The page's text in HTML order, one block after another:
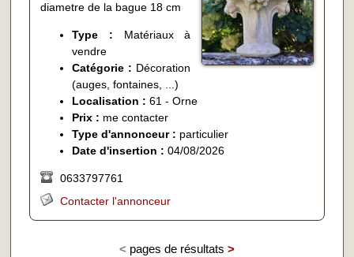
diametre de la bague 18 cm
Type : Matériaux à
vendre
Catégorie : Décoration
(auges, fontaines, ...)
Localisation :61 - Orne
Prix : me contacter
Type d'annonceur : particulier
Date d'insertion :04/08/2026
0633797761
Contacter l'annonceur
< pages de résultats >